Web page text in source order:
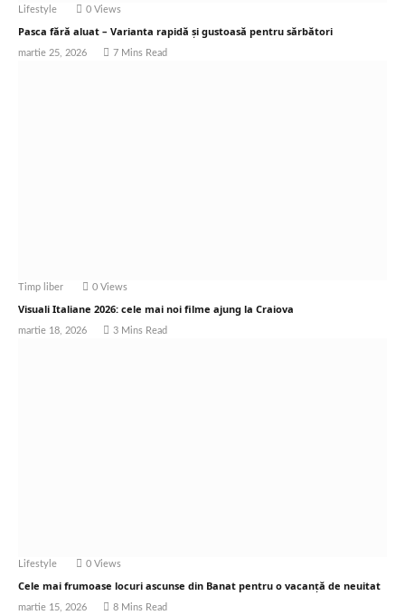
Lifestyle 0 Views
Pasca fără aluat – Varianta rapidă și gustoasă pentru sărbători
martie 25, 2026 7 Mins Read
Timp liber 0 Views
Visuali Italiane 2026: cele mai noi filme ajung la Craiova
martie 18, 2026 3 Mins Read
Lifestyle 0 Views
Cele mai frumoase locuri ascunse din Banat pentru o vacanță de neuitat
martie 15, 2026 8 Mins Read